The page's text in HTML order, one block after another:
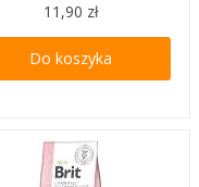
11,90 zł
Do koszyka